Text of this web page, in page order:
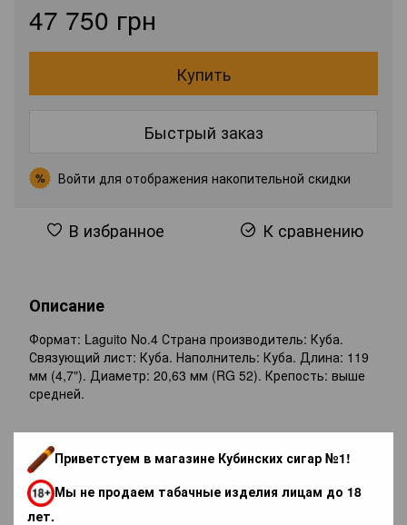
Приветстуем в магазине Кубинских сигар №1!
Мы не продаем табачные изделия лицам до 18
лет.
47 750 грн
Купить
Быстрый заказ
% Войти для отображения накопительной скидки
В избранное К сравнению
Описание
Формат: Laguito No.4 Страна производитель: Куба.
Связующий лист: Куба. Наполнитель: Куба. Длина: 119
мм (4,7"). Диаметр: 20,63 мм (RG 52). Крепость: выше
средней.
Отзывы